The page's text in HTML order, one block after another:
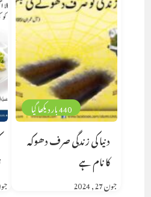
440 بار دیکھا گیا
دنیا کی زندگی صرف دھوکہ
کا نام ہے
جون 27, 2024